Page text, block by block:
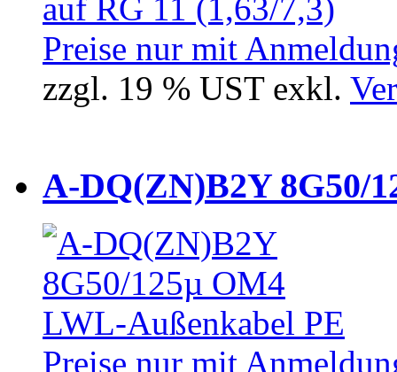
Preise nur mit
zzgl. 19 % UST exkl.
A-DQ(ZN)B2Y 8G50/
Preise nur mit